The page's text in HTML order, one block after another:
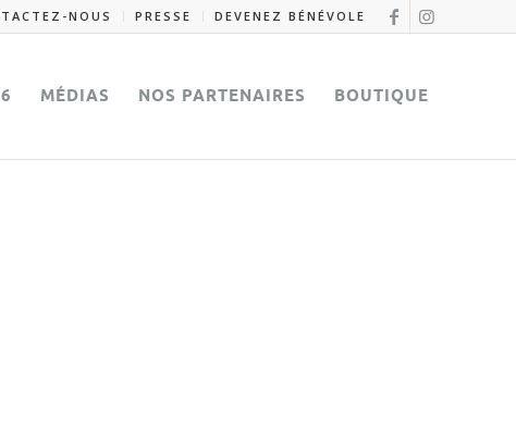
NOUS PRESSE DEVENEZ BÉNÉVOLE
MÉDIAS NOS PARTENAIRES BOUTIQUE